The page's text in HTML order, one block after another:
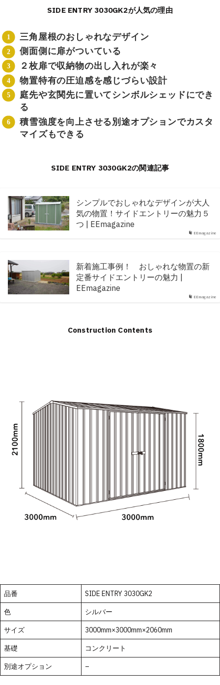
SIDE ENTRY 3030GK2が人気の理由
三角屋根のおしゃれなデザイン
側面側に扉がついている
２枚扉で収納物の出し入れが楽々
物置特有の圧迫感を感じづらい設計
庭先や玄関先に置いてシンボルシェッドにでき
る
積雪強度を向上させる別途オプションでカスタ
マイズもできる
SIDE ENTRY 3030GK2の関連記事
EEmagazine
シンプルでおしゃれなデザインが大人
気の物置！サイドエントリーの魅力５
つ | EEmagazine
EEmagazine
新着施工事例！ おしゃれな物置の新
定番サイドエントリーの魅力 |
EEmagazine
Construction Contents
品番 SIDE ENTRY 3030GK2
色 シルバー
サイズ 3000mm×3000mm×2060mm
基礎 コンクリート
別途オプション –